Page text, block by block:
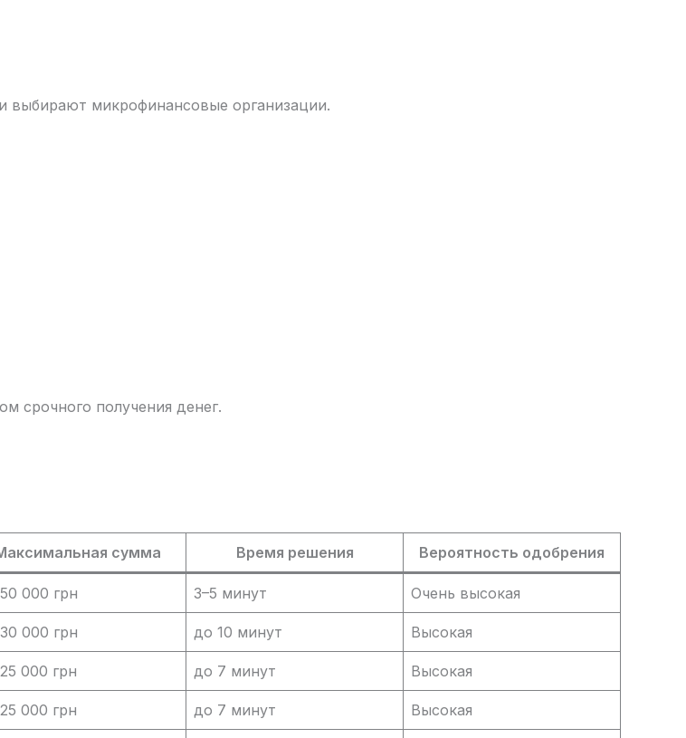
выбирают микрофинансовые организации.
срочного получения денег.
сумма Время решения Вероятность одобрения
000 грн 3–5 минут Очень высокая
000 грн до 10 минут Высокая
000 грн до 7 минут Высокая
000 грн до 7 минут Высокая